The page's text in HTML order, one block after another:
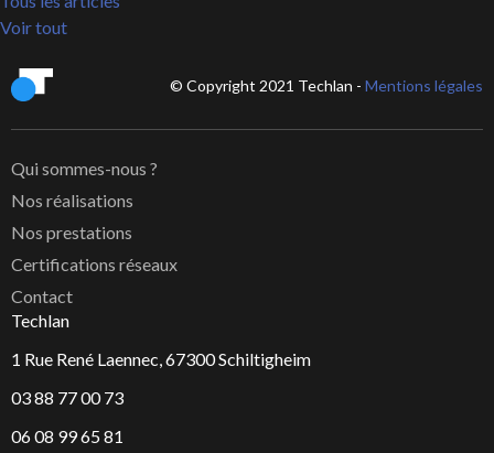
Voir tout
© Copyright 2021 Techlan - Mentions légales
Qui sommes-nous ?
Nos réalisations
Nos prestations
Certifications réseaux
Contact
Techlan
1 Rue René Laennec, 67300 Schiltigheim
03 88 77 00 73
06 08 99 65 81